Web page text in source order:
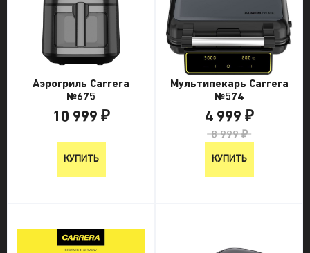
Аэрогриль Carrera
№675
10 999 ₽
КУПИТЬ
Мультипекарь Carrera
№574
4 999 ₽
8 999 ₽
КУПИТЬ